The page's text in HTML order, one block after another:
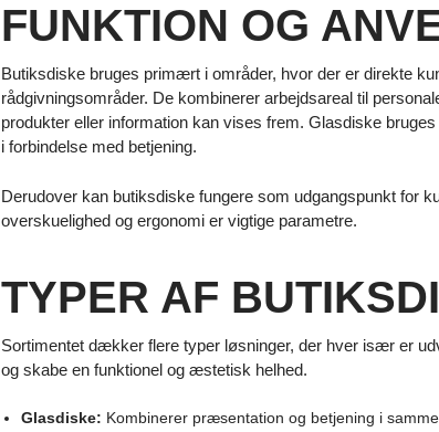
FUNKTION OG
Butiksdiske bruges primært i områder, hvor der er direkte
rådgivningsområder. De kombinerer arbejdsareal til
produkter eller information kan vises frem. Glasdiske
i forbindelse med betjening.
Derudover kan butiksdiske fungere som udgangspunkt for
overskuelighed og ergonomi er vigtige parametre.
TYPER AF
Sortimentet dækker flere typer løsninger, der hver især er
og skabe en funktionel og æstetisk helhed.
Glasdiske: Kombinerer præsentation og betjening i